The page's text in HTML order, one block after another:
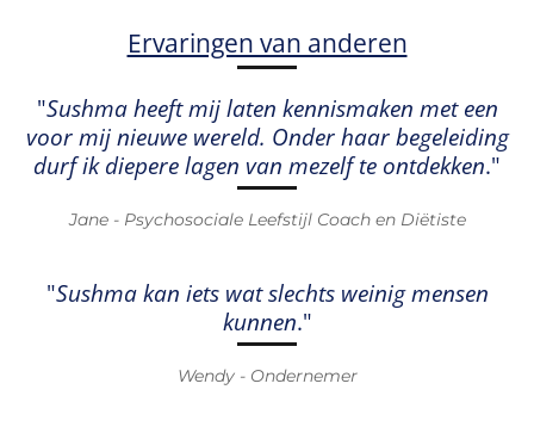
Ervaringen van anderen
"Sushma heeft mij laten kennismaken met een
voor mij nieuwe wereld. Onder haar begeleiding
durf ik diepere lagen van mezelf te ontdekken."
Jane - Psychosociale Leefstijl Coach en Diëtiste
"Sushma kan iets wat slechts weinig mensen
kunnen."
Wendy - Ondernemer